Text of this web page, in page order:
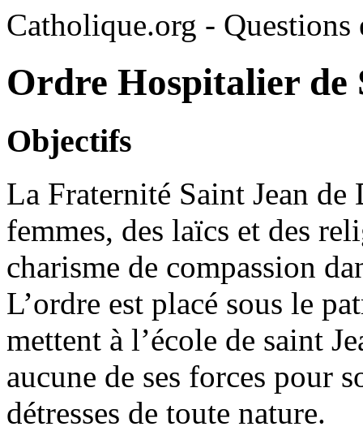
Catholique.org - Questions
Ordre Hospitalier de
Objectifs
La Fraternité Saint Jean de
femmes, des laïcs et des
charisme de compassion
L’ordre est placé sous le
mettent à l’école de saint
aucune de ses forces pour
détresses de toute nature.